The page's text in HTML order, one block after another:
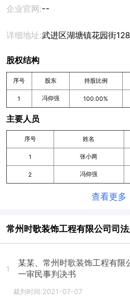
企业官网:--
详细地址:武进区湖塘镇花园街
股权结构
序号 股东 持股比例
1 冯仰强 100.00%
主要人员
序号 姓名
1 张小两
2 冯仰强
查看更多
常州时歌装饰工程有限公司司
1
某某、常州时歌装饰工程有限
一审民事判决书
裁判时间:2021-07-07